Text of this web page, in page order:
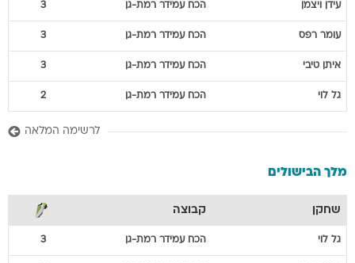
עידן ויצמן הכח עמידר רמת-גן 3
עומר רפס הכח עמידר רמת-גן 3
איתן טיבי הכח עמידר רמת-גן 3
גל לוי הכח עמידר רמת-גן 2
לרשימה המלאה
מלך הבישולים
שחקן קבוצה
גל לוי הכח עמידר רמת-גן 3